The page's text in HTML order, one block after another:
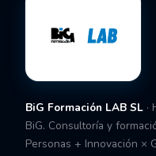
BiG Formación LAB SL ·
BiG. Consultoría y
Personas + Innovación ×